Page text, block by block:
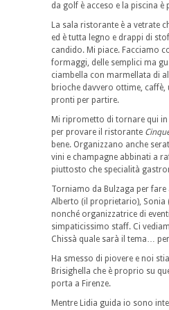
da golf è acceso e la piscina
La sala ristorante è a vetrate
ed è tutta legno e drappi di
candido. Mi piace. Facciamo
formaggi, delle semplici ma
ciambella con marmellata di
brioche davvero ottime, caffè,
pronti per partire.
Mi riprometto di tornare qui
per provare il ristorante
bene. Organizzano anche
vini e champagne abbinati a
piuttosto che specialità
Torniamo da Bulzaga per
Alberto (il proprietario),
nonché organizzatrice di
simpaticissimo staff. Ci
Chissà quale sarà il tema…
Ha smesso di piovere e noi
Brisighella che è proprio su
porta a Firenze.
Mentre Lidia guida io sono